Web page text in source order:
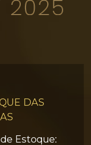
DAS
Estoque: